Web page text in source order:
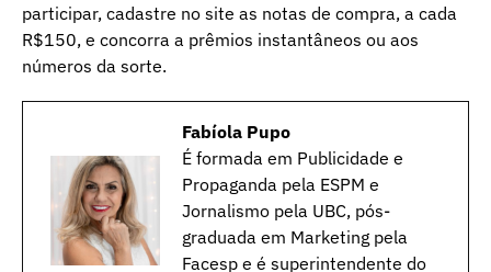
participar, cadastre no site as notas de compra, a cada
R$150, e concorra a prêmios instantâneos ou aos
números da sorte.
Fabíola Pupo
É formada em Publicidade e
Propaganda pela ESPM e
Jornalismo pela UBC, pós-
graduada em Marketing pela
Facesp e é superintendente do